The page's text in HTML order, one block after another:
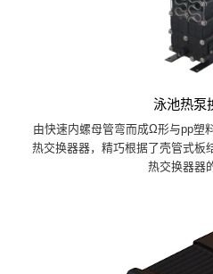
泳池热泵
由快速内螺母管弯而成Ω形与pp塑
热交换器器，精巧根据了壳管式板
热交换器器